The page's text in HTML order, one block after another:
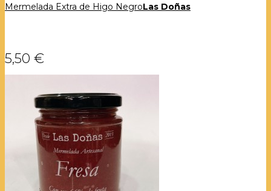
Mermelada Extra de Higo NegroLas Doñas
5,50 €